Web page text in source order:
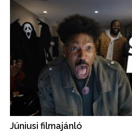
Júniusi filmajánló